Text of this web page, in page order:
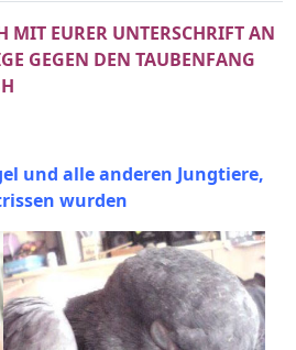
MIT EURER UNTERSCHRIFT AN
GEGEN DEN TAUBENFANG
und alle anderen Jungtiere,
wurden